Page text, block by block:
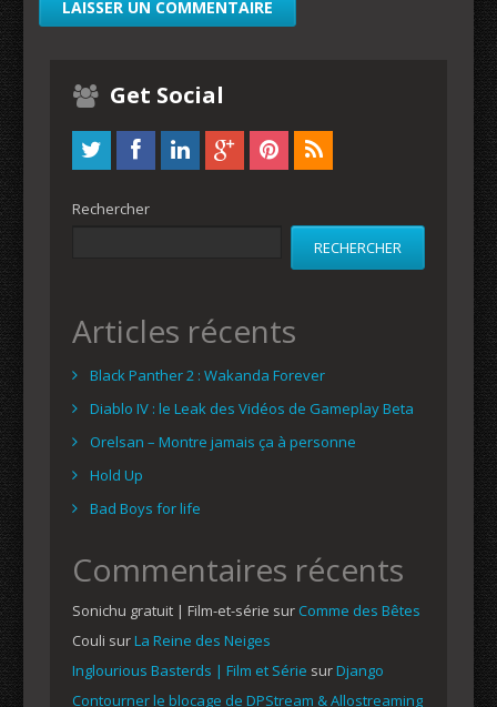
Get Social
Rechercher
RECHERCHER
Articles récents
Black Panther 2 : Wakanda Forever
Diablo IV : le Leak des Vidéos de Gameplay Beta
Orelsan – Montre jamais ça à personne
Hold Up
Bad Boys for life
Commentaires récents
Sonichu gratuit | Film-et-série sur Comme des Bêtes
Couli surLa Reine des Neiges
Inglourious Basterds | Film et Série surDjango
Contourner le blocage de DPStream & Allostreaming